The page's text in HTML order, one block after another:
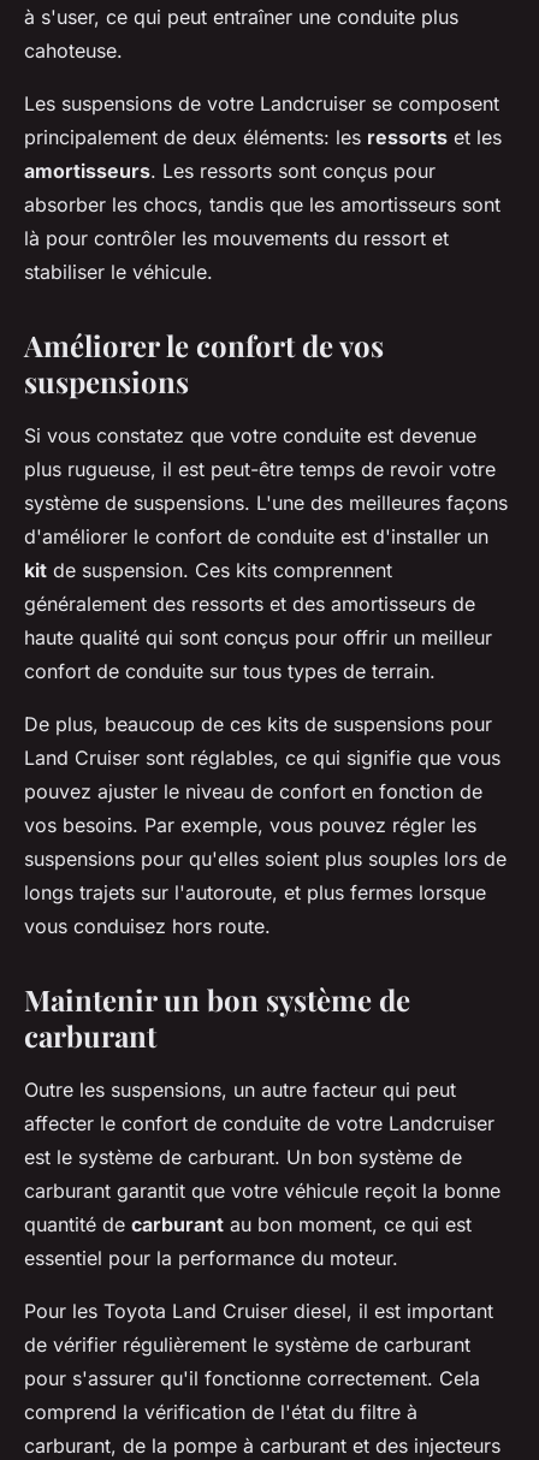
à s'user, ce qui peut entraîner une conduite plus
cahoteuse.
Les suspensions de votre Landcruiser se composent
principalement de deux éléments: les ressorts et les
amortisseurs. Les ressorts sont conçus pour
absorber les chocs, tandis que les amortisseurs sont
là pour contrôler les mouvements du ressort et
stabiliser le véhicule.
Améliorer le confort de vos
suspensions
Si vous constatez que votre conduite est devenue
plus rugueuse, il est peut-être temps de revoir votre
système de suspensions. L'une des meilleures façons
d'améliorer le confort de conduite est d'installer un
kit de suspension. Ces kits comprennent
généralement des ressorts et des amortisseurs de
haute qualité qui sont conçus pour offrir un meilleur
confort de conduite sur tous types de terrain.
De plus, beaucoup de ces kits de suspensions pour
Land Cruiser sont réglables, ce qui signifie que vous
pouvez ajuster le niveau de confort en fonction de
vos besoins. Par exemple, vous pouvez régler les
suspensions pour qu'elles soient plus souples lors de
longs trajets sur l'autoroute, et plus fermes lorsque
vous conduisez hors route.
Maintenir un bon système de
carburant
Outre les suspensions, un autre facteur qui peut
affecter le confort de conduite de votre Landcruiser
est le système de carburant. Un bon système de
carburant garantit que votre véhicule reçoit la bonne
quantité de carburant au bon moment, ce qui est
essentiel pour la performance du moteur.
Pour les Toyota Land Cruiser diesel, il est important
de vérifier régulièrement le système de carburant
pour s'assurer qu'il fonctionne correctement. Cela
comprend la vérification de l'état du filtre à
carburant, de la pompe à carburant et des injecteurs